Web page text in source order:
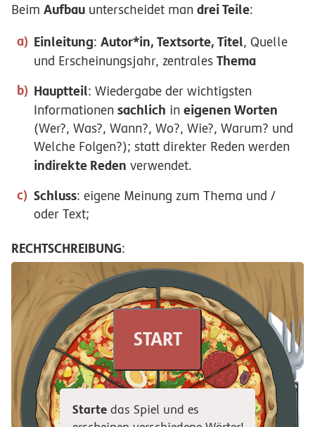
Beim Aufbau unterscheidet man drei Teile:
Einleitung: Autor*in, Textsorte, Titel, Quelle
und Erscheinungsjahr, zentrales Thema
Hauptteil: Wiedergabe der wichtigsten
Informationen sachlich in eigenen Worten
(Wer?, Was?, Wann?, Wo?, Wie?, Warum? und
Welche Folgen?); statt direkter Reden werden
indirekte Reden verwendet.
Schluss: eigene Meinung zum Thema und /
oder Text;
RECHTSCHREIBUNG:
START
Startedas Spiel und es